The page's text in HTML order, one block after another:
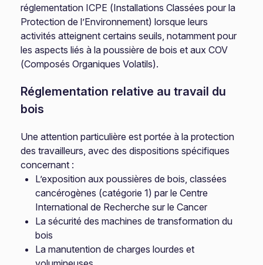
réglementation ICPE (Installations Classées pour la
Protection de l’Environnement) lorsque leurs
activités atteignent certains seuils, notamment pour
les aspects liés à la poussière de bois et aux COV
(Composés Organiques Volatils).
Réglementation relative au travail du
bois
Une attention particulière est portée à la protection
des travailleurs, avec des dispositions spécifiques
concernant :
L’exposition aux poussières de bois, classées
cancérogènes (catégorie 1) par le Centre
International de Recherche sur le Cancer
La sécurité des machines de transformation du
bois
La manutention de charges lourdes et